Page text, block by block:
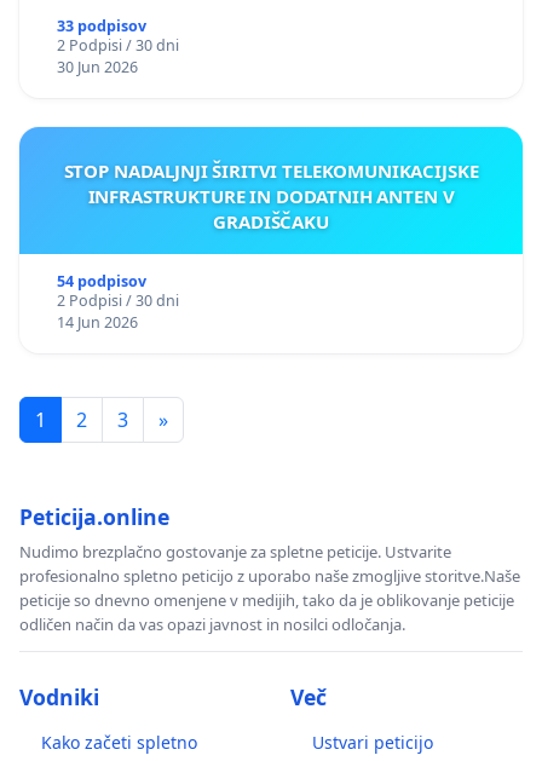
33 podpisov
2 Podpisi / 30 dni
30 Jun 2026
STOP NADALJNJI ŠIRITVI TELEKOMUNIKACIJSKE
INFRASTRUKTURE IN DODATNIH ANTEN V
GRADIŠČAKU
54 podpisov
2 Podpisi / 30 dni
14 Jun 2026
1 2 3 »
Peticija.online
Nudimo brezplačno gostovanje za spletne peticije. Ustvarite
profesionalno spletno peticijo z uporabo naše zmogljive storitve.Naše
peticije so dnevno omenjene v medijih, tako da je oblikovanje peticije
odličen način da vas opazi javnost in nosilci odločanja.
Vodniki
Kako začeti spletno
Več
Ustvari peticijo